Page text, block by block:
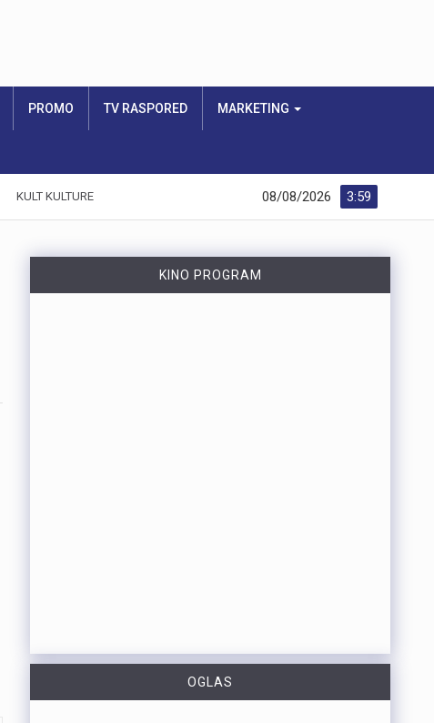
PROMO TV RASPORED MARKETING
KULT KULTURE 3:59
08/08/2026
KINO PROGRAM
OGLAS